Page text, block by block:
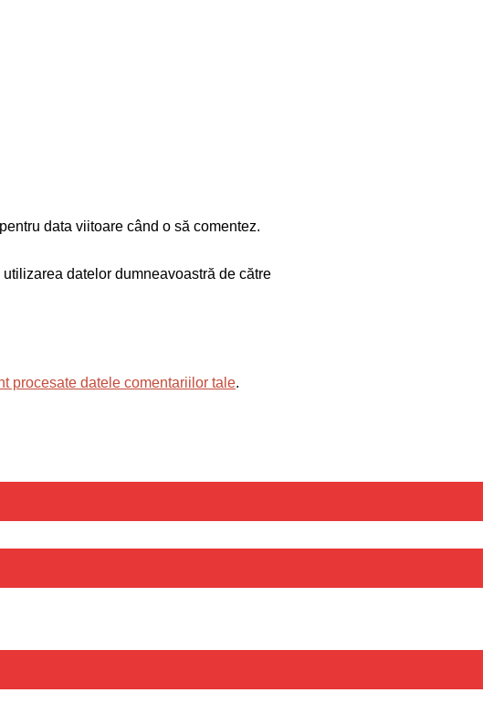
data viitoare când o să comentez.
datelor dumneavoastră de către
procesate datele comentariilor tale.